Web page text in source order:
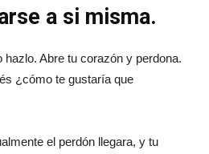
a si misma.
hazlo. Abre tu corazón y perdona.
¿cómo te gustaría que
el perdón llegara, y tu